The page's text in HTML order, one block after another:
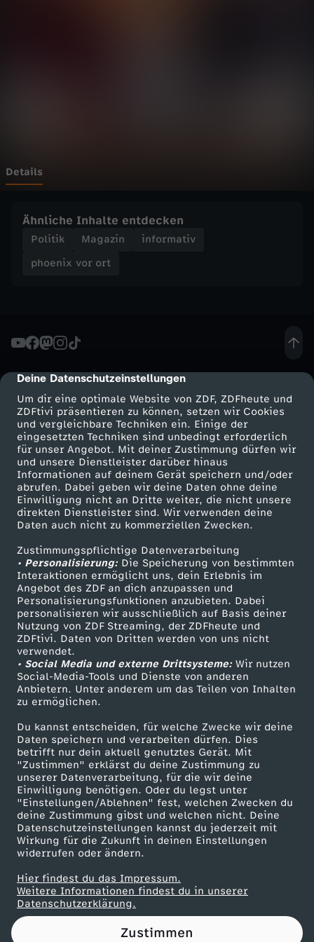
cmp-dialog-description
Deine Datenschutzeinstellungen
Um dir eine optimale Website von ZDF, ZDFheute und
ZDFtivi präsentieren zu können, setzen wir Cookies
und vergleichbare Techniken ein. Einige der
eingesetzten Techniken sind unbedingt erforderlich
für unser Angebot. Mit deiner Zustimmung dürfen wir
und unsere Dienstleister darüber hinaus
Informationen auf deinem Gerät speichern und/oder
abrufen. Dabei geben wir deine Daten ohne deine
Einwilligung nicht an Dritte weiter, die nicht unsere
direkten Dienstleister sind. Wir verwenden deine
Daten auch nicht zu kommerziellen Zwecken.
Zustimmungspflichtige Datenverarbeitung
• Personalisierung:Die Speicherung von bestimmten
Interaktionen ermöglicht uns, dein Erlebnis im
Angebot des ZDF an dich anzupassen und
Personalisierungsfunktionen anzubieten. Dabei
personalisieren wir ausschließlich auf Basis deiner
Nutzung von ZDF Streaming, der ZDFheute und
ZDFtivi. Daten von Dritten werden von uns nicht
verwendet.
• Social Media und externe Drittsysteme:Wir nutzen
Social-Media-Tools und Dienste von anderen
Anbietern. Unter anderem um das Teilen von Inhalten
zu ermöglichen.
Du kannst entscheiden, für welche Zwecke wir deine
Daten speichern und verarbeiten dürfen. Dies
betrifft nur dein aktuell genutztes Gerät. Mit
"Zustimmen" erklärst du deine Zustimmung zu
unserer Datenverarbeitung, für die wir deine
Einwilligung benötigen. Oder du legst unter
"Einstellungen/Ablehnen" fest, welchen Zwecken du
deine Zustimmung gibst und welchen nicht. Deine
Datenschutzeinstellungen kannst du jederzeit mit
Wirkung für die Zukunft in deinen Einstellungen
widerrufen oder ändern.
Hier findest du das Impressum.
Weitere Informationen findest du in unserer
Datenschutzerklärung.
Zustimmen
t
R
-
G
r
ü
n
i
n
H
a
m
b
u
r
g
:
N
e
u
Details
Ähnliche Inhalte entdecken
Politik Magazin
informativ
phoenix vor ort
Mehr ZDF
ZDF-Apps
Smart TV
ZDFtext
Livestreams
Sendungen A-Z
TV-Programm
Service
ZDFmitreden
Kontakt zum ZDF
Tickets
Zuschauerservice
Hilfe
ZDF Unternehmen
Karriere
ZDF goes Schule
Werbefernsehen
Mainzelmännchen
Partner